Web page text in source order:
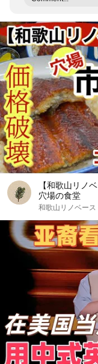
【和歌山リ
穴場の食堂
和歌山リノベー